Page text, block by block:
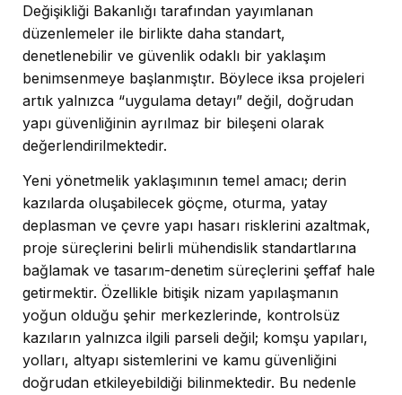
Değişikliği Bakanlığı tarafından yayımlanan
düzenlemeler ile birlikte daha standart,
denetlenebilir ve güvenlik odaklı bir yaklaşım
benimsenmeye başlanmıştır. Böylece iksa projeleri
artık yalnızca “uygulama detayı” değil, doğrudan
yapı güvenliğinin ayrılmaz bir bileşeni olarak
değerlendirilmektedir.
Yeni yönetmelik yaklaşımının temel amacı; derin
kazılarda oluşabilecek göçme, oturma, yatay
deplasman ve çevre yapı hasarı risklerini azaltmak,
proje süreçlerini belirli mühendislik standartlarına
bağlamak ve tasarım-denetim süreçlerini şeffaf hale
getirmektir. Özellikle bitişik nizam yapılaşmanın
yoğun olduğu şehir merkezlerinde, kontrolsüz
kazıların yalnızca ilgili parseli değil; komşu yapıları,
yolları, altyapı sistemlerini ve kamu güvenliğini
doğrudan etkileyebildiği bilinmektedir. Bu nedenle